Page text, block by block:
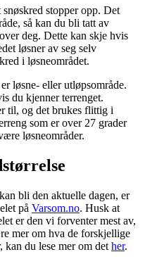
stopper opp. Det
så kan du bli tatt av
deg. Dette kan skje hvis
løsner av seg selv
i løsneområdet.
løsne- eller utløpsområde.
du kjenner terrenget.
til, og det brukes flittig i
som er over 27 grader
løsneområder.
bli den aktuelle dagen, er
på Varsom.no. Husk at
er den vi forventer mest av,
mer om hva de forskjellige
kan du lese mer om det her.